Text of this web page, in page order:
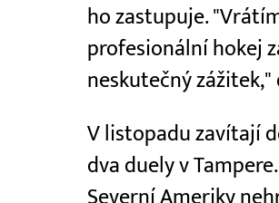
ho zastupuje.
profesionální hokej
neskutečný zážitek,"
V listopadu zavítají
dva duely v
Severní Ameriky